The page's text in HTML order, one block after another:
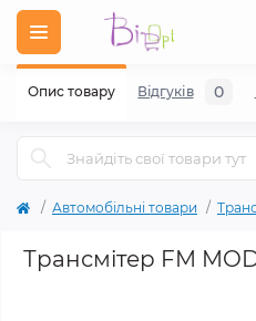
Автомобільні товари
Трансмітер FM
Опис товару Відгуків 0